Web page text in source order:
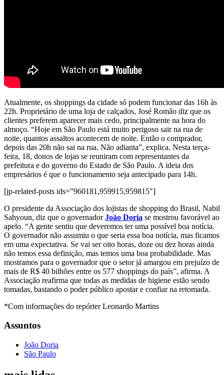
Atualmente, os shoppings da cidade só podem funcionar das 16h às
22h. Proprietário de uma loja de calçados, José Romão diz que os
clientes preferem aparecer mais cedo, principalmente na hora do
almoço. “Hoje em São Paulo está muito perigoso sair na rua de
noite, quantos assaltos acontecem de noite. Então o comprador,
depois das 20h não sai na rua. Não adianta”, explica. Nesta terça-
feira, 18, donos de lojas se reuniram com representantes da
prefeitura e do governo do Estado de São Paulo. A ideia dos
empresários é que o funcionamento seja antecipado para 14h.
[jp-related-posts ids=”960181,959915,959815″]
O presidente da Associação dos lojistas de shopping do Brasil, Nabil
Sahyoun, diz que o governadorJoão Doria se mostrou favorável ao
apelo. “A gente sentiu que deveremos ter uma possível boa notícia.
O governador não assumiu o que seria essa boa notícia, mas ficamos
em uma expectativa. Se vai ser oito horas, doze ou dez horas ainda
não temos essa definição, mas temos uma boa probabilidade. Mas
mostramos para o governador que o setor já amargou em prejuízo de
mais de R$ 40 bilhões entre os 577 shoppings do país”, afirma. A
Associação reafirma que todas as medidas de higiene estão sendo
tomadas, bastando o poder público apostar e confiar na retomada.
*Com informações do repórter Leonardo Martins
Assuntos
João Doria
São Paulo